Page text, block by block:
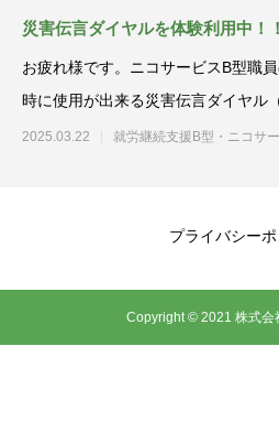
災害伝言ダイヤルを体験利用中！！
お疲れ様です。ニコサービスB型職
時に使用が出来る災害伝言ダイヤル
ります。
2025.03.22 就労継続支援B型・
プライバシー
Copyright © 2021 株式会